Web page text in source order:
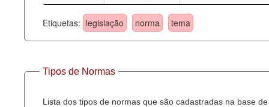
Etiquetas: legislação norma tema
Tipos de Normas
Lista dos tipos de normas que são cadastradas na base de